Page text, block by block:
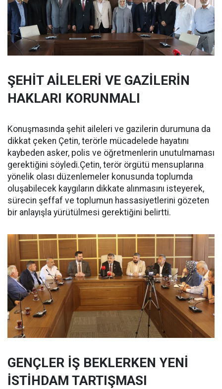
ŞEHİT AİLELERİ VE GAZİLERİN
HAKLARI KORUNMALI
Konuşmasında şehit aileleri ve gazilerin durumuna da
dikkat çeken Çetin, terörle mücadelede hayatını
kaybeden asker, polis ve öğretmenlerin unutulmaması
gerektiğini söyledi.Çetin, terör örgütü mensuplarına
yönelik olası düzenlemeler konusunda toplumda
oluşabilecek kaygıların dikkate alınmasını isteyerek,
sürecin şeffaf ve toplumun hassasiyetlerini gözeten
bir anlayışla yürütülmesi gerektiğini belirtti.
GENÇLER İŞ BEKLERKEN YENİ
İSTİHDAM TARTIŞMASI